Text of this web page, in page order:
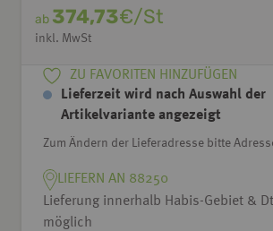
ab 374,73€/St
inkl. MwSt
ZU FAVORITEN HINZUFÜGEN
Lieferzeit wird nach Auswahl der
Artikelvariante angezeigt
Zum Ändern der Lieferadresse bitte
LIEFERN AN 88250
Lieferung innerhalb Habis-Gebiet &
möglich